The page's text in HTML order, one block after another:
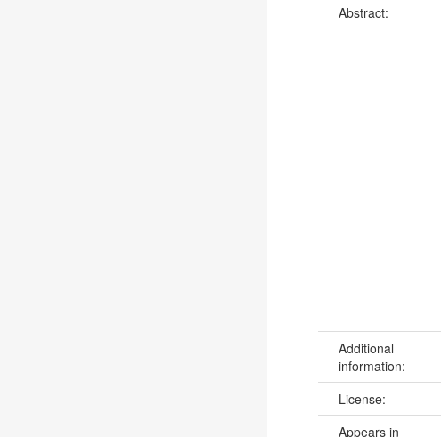
Abstract:
Additional
information:
License:
Appears in